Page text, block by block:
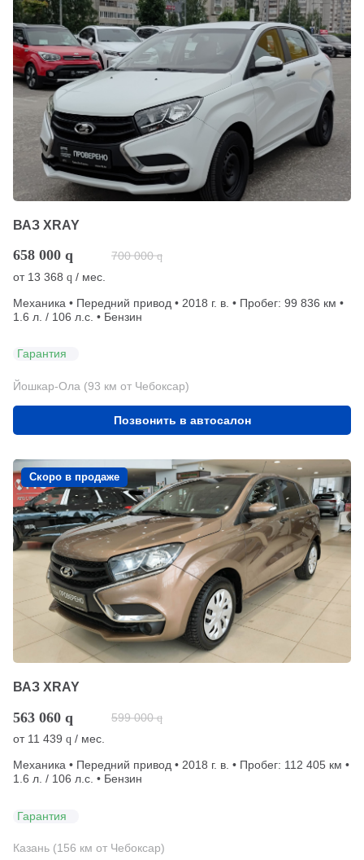
ВАЗ XRAY
658 000 q 700 000 q
от 13 368 q / мес.
Механика • Передний привод • 2018 г. в. • Пробег: 99 836 км •
1.6 л. / 106 л.с. • Бензин
Гарантия
Йошкар-Ола (93 км от Чебоксар)
Позвонить в автосалон
Скоро в продаже
ВАЗ XRAY
563 060 q 599 000 q
от 11 439 q / мес.
Механика • Передний привод • 2018 г. в. • Пробег: 112 405 км •
1.6 л. / 106 л.с. • Бензин
Гарантия
Казань (156 км от Чебоксар)